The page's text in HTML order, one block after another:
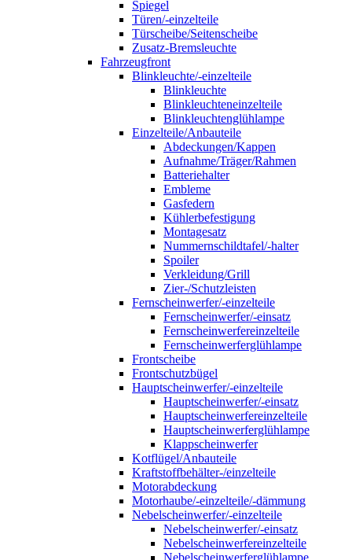
Spiegel
Türen/-einzelteile
Türscheibe/Seitenscheibe
Zusatz-Bremsleuchte
Fahrzeugfront
Blinkleuchte/-einzelteile
Blinkleuchte
Blinkleuchteneinzelteile
Blinkleuchtenglühlampe
Einzelteile/Anbauteile
Abdeckungen/Kappen
Aufnahme/Träger/Rahmen
Batteriehalter
Embleme
Gasfedern
Kühlerbefestigung
Montagesatz
Nummernschildtafel/-halter
Spoiler
Verkleidung/Grill
Zier-/Schutzleisten
Fernscheinwerfer/-einzelteile
Fernscheinwerfer/-einsatz
Fernscheinwerfereinzelteile
Fernscheinwerferglühlampe
Frontscheibe
Frontschutzbügel
Hauptscheinwerfer/-einzelteile
Hauptscheinwerfer/-einsatz
Hauptscheinwerfereinzelteile
Hauptscheinwerferglühlampe
Klappscheinwerfer
Kotflügel/Anbauteile
Kraftstoffbehälter-/einzelteile
Motorabdeckung
Motorhaube/-einzelteile/-dämmung
Nebelscheinwerfer/-einzelteile
Nebelscheinwerfer/-einsatz
Nebelscheinwerfereinzelteile
Nebelscheinwerferglühlampe